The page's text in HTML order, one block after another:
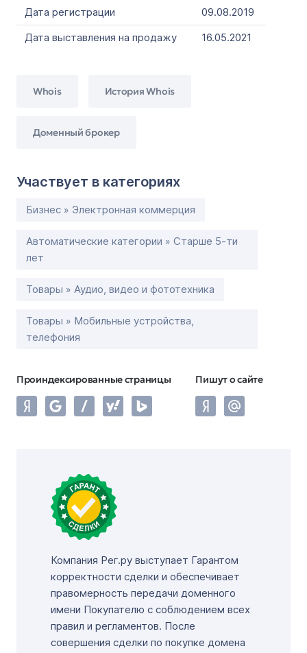
Дата регистрации
09.08.2019
Дата выставления на продажу
16.05.2021
Whois История Whois
Доменный брокер
Участвует в категориях
Бизнес » Электронная коммерция
Автоматические категории » Старше 5-ти
лет
Товары » Аудио, видео и фототехника
Товары » Мобильные устройства,
телефония
Проиндексированные страницы Пишут о сайте
Компания Рег.ру выступает Гарантом
корректности сделки и обеспечивает
правомерность передачи доменного
имени Покупателю с соблюдением всех
правил и регламентов. После
совершения сделки по покупке домена